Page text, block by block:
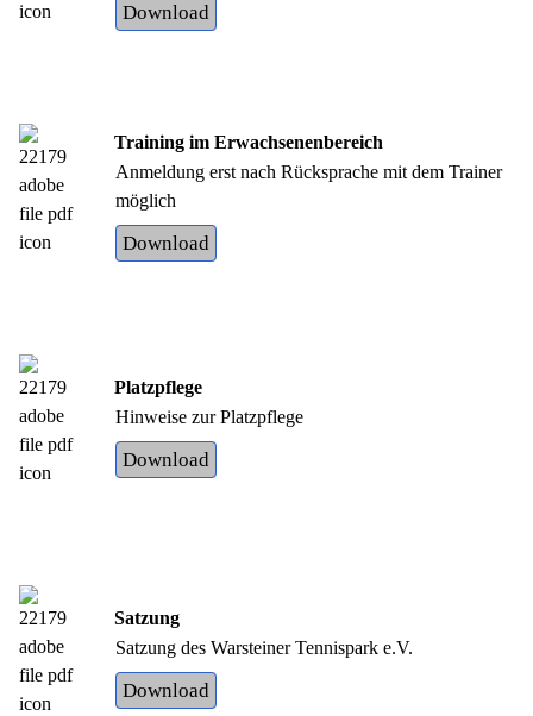
Download
Training im Erwachsenenbereich
Anmeldung erst nach Rücksprache mit dem Trainer
möglich
Download
Platzpflege
Hinweise zur Platzpflege
Download
Satzung
Satzung des Warsteiner Tennispark e.V.
Download